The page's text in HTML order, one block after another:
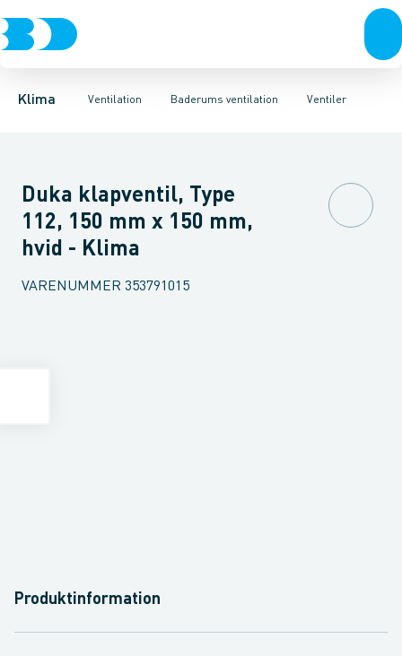
Klima Ventilation
Ventilation VarmepumperElKlimaværktøjBiokedler &
Baderums ventilation
Fittings RørSlangerSpjældLyddæmpereVentilerRiste
Ventiler
VentilatorerRør & GennemføringerFlexslange
Duka klapventil, Type
112, 150 mm x 150 mm,
hvid - Klima
VARENUMMER 353791015
Produktinformation